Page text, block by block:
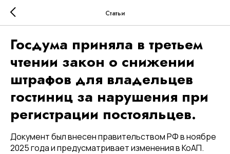
Статьи
Госдума приняла в третьем
чтении закон о снижении
штрафов для владельцев
гостиниц за нарушения при
регистрации постояльцев.
Документ был внесен правительством РФ в ноябре
2025 года и предусматривает изменения в КоАП.